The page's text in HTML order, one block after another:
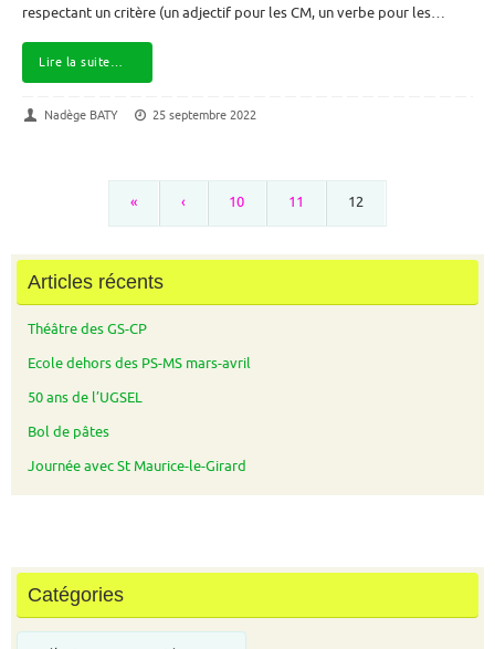
respectant un critère (un adjectif pour les CM, un verbe pour les…
Lire la suite…
Nadège BATY 25 septembre 2022
« ‹ 10 11 12
Articles récents
Théâtre des GS-CP
Ecole dehors des PS-MS mars-avril
50 ans de l’UGSEL
Bol de pâtes
Journée avec St Maurice-le-Girard
Catégories